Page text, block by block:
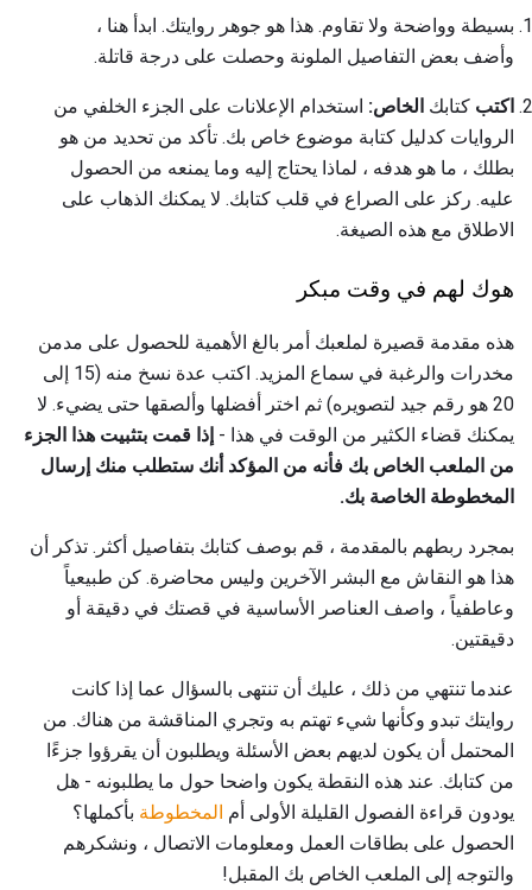
بسيطة وواضحة ولا تقاوم. هذا هو جوهر روايتك. ابدأ هنا ،
وأضف بعض التفاصيل الملونة وحصلت على درجة قاتلة.
اكتب كتابك الخاص: استخدام الإعلانات على الجزء الخلفي من
الروايات كدليل كتابة موضوع خاص بك. تأكد من تحديد من هو
بطلك ، ما هو هدفه ، لماذا يحتاج إليه وما يمنعه من الحصول
عليه. ركز على الصراع في قلب كتابك. لا يمكنك الذهاب على
الاطلاق مع هذه الصيغة.
هوك لهم في وقت مبكر
هذه مقدمة قصيرة لملعبك أمر بالغ الأهمية للحصول على مدمن
مخدرات والرغبة في سماع المزيد. اكتب عدة نسخ منه (15 إلى
20 هو رقم جيد لتصويره) ثم اختر أفضلها وألصقها حتى يضيء. لا
يمكنك قضاء الكثير من الوقت في هذا - إذا قمت بتثبيت هذا الجزء
من الملعب الخاص بك فأنه من المؤكد أنك ستطلب منك إرسال
المخطوطة الخاصة بك.
بمجرد ربطهم بالمقدمة ، قم بوصف كتابك بتفاصيل أكثر. تذكر أن
هذا هو النقاش مع البشر الآخرين وليس محاضرة. كن طبيعياً
وعاطفياً ، واصف العناصر الأساسية في قصتك في دقيقة أو
دقيقتين.
عندما تنتهي من ذلك ، عليك أن تنتهى بالسؤال عما إذا كانت
روايتك تبدو وكأنها شيء تهتم به وتجري المناقشة من هناك. من
المحتمل أن يكون لديهم بعض الأسئلة ويطلبون أن يقرؤوا جزءًا
من كتابك. عند هذه النقطة يكون واضحا حول ما يطلبونه - هل
يودون قراءة الفصول القليلة الأولى أم المخطوطة بأكملها؟
الحصول على بطاقات العمل ومعلومات الاتصال ، ونشكرهم
والتوجه إلى الملعب الخاص بك المقبل!